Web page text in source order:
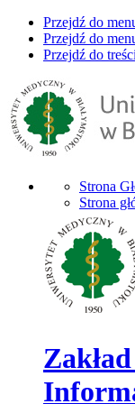
Przejdź do
Przejdź do
Przejdź do treści
Strona
Strona